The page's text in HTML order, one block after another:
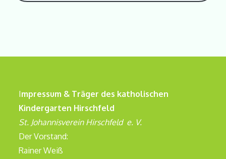
Impressum & Träger des katholischen
Kindergarten Hirschfeld
St. Johannisverein Hirschfeld e. V.
Der Vorstand:
Rainer Weiß